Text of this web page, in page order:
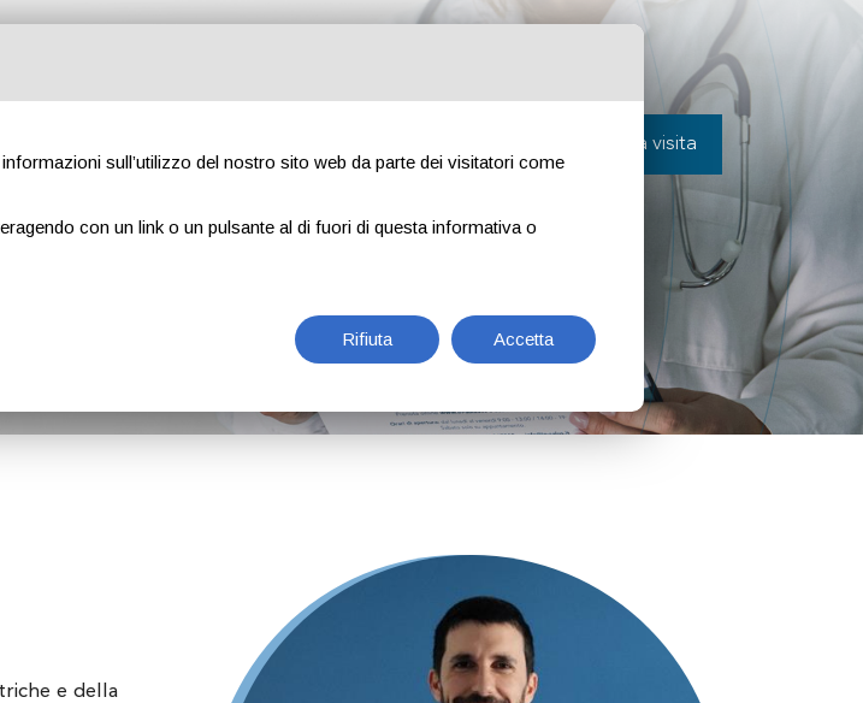
Prenota una visita
e della
sull’utilizzo del nostro sito web da parte dei visitatori come
con un link o un pulsante al di fuori di questa informativa o
Rifiuta Accetta